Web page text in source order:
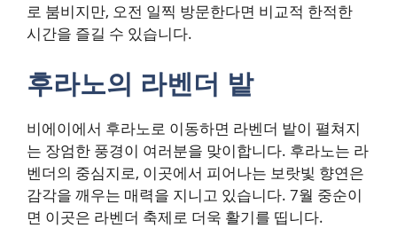
로 붐비지만, 오전 일찍 방문한다면 비교적 한적한
시간을 즐길 수 있습니다.
후라노의 라벤더 밭
비에이에서 후라노로 이동하면 라벤더 밭이 펼쳐지
는 장엄한 풍경이 여러분을 맞이합니다. 후라노는 라
벤더의 중심지로, 이곳에서 피어나는 보랏빛 향연은
감각을 깨우는 매력을 지니고 있습니다. 7월 중순이
면 이곳은 라벤더 축제로 더욱 활기를 띱니다.